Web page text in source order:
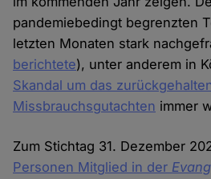
pandemiebedingt begrenzten
letzten Monaten stark
berichtete), unter anderem in
Skandal um das
Missbrauchsgutachten immer
Zum Stichtag 31. Dezember
Personen Mitglied in der